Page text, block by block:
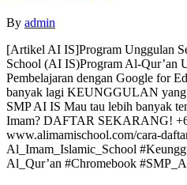
By admin
[Artikel AI IS]Program Unggulan
School (AI IS)Program Al-Qur’an
Pembelajaran dengan Google for
banyak lagi KEUNGGULAN yang
SMP AI IS Mau tau lebih banyak
Imam? DAFTAR SEKARANG!
www.alimamischool.com/cara-
Al_Imam_Islamic_School
Al_Qur’an #Chromebook